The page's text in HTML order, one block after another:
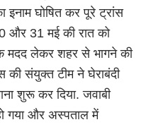
घोषित कर पूरे ट्रांस
और 31 मई की रात को
मदद लेकर शहर से भागने की
की संयुक्त टीम ने घेराबंदी
शुरू कर दिया. जवाबी
गया और अस्पताल में